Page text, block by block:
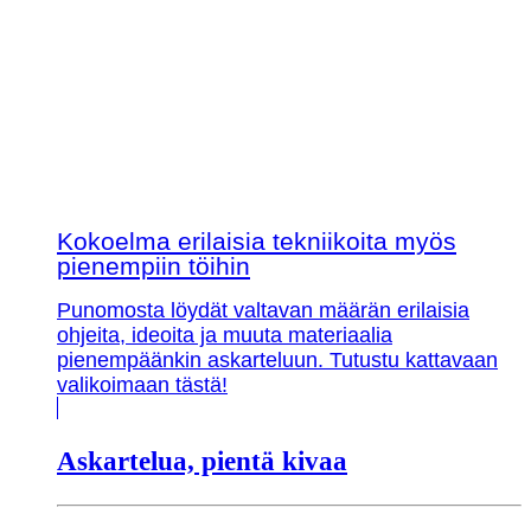
Kokoelma erilaisia tekniikoita myös
pienempiin töihin
Punomosta löydät valtavan määrän erilaisia
ohjeita, ideoita ja muuta materiaalia
pienempäänkin askarteluun. Tutustu kattavaan
valikoimaan tästä!
Askartelua, pientä kivaa